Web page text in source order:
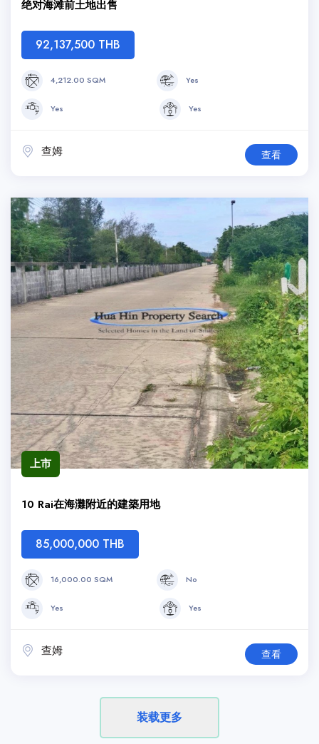
绝对海滩前土地出售
92,137,500 THB
4,212.00 SQM Yes
Yes Yes
查姆 查看
上市
10 Rai在海灘附近的建築用地
85,000,000 THB
16,000.00 SQM No
Yes Yes
查姆 查看
装载更多